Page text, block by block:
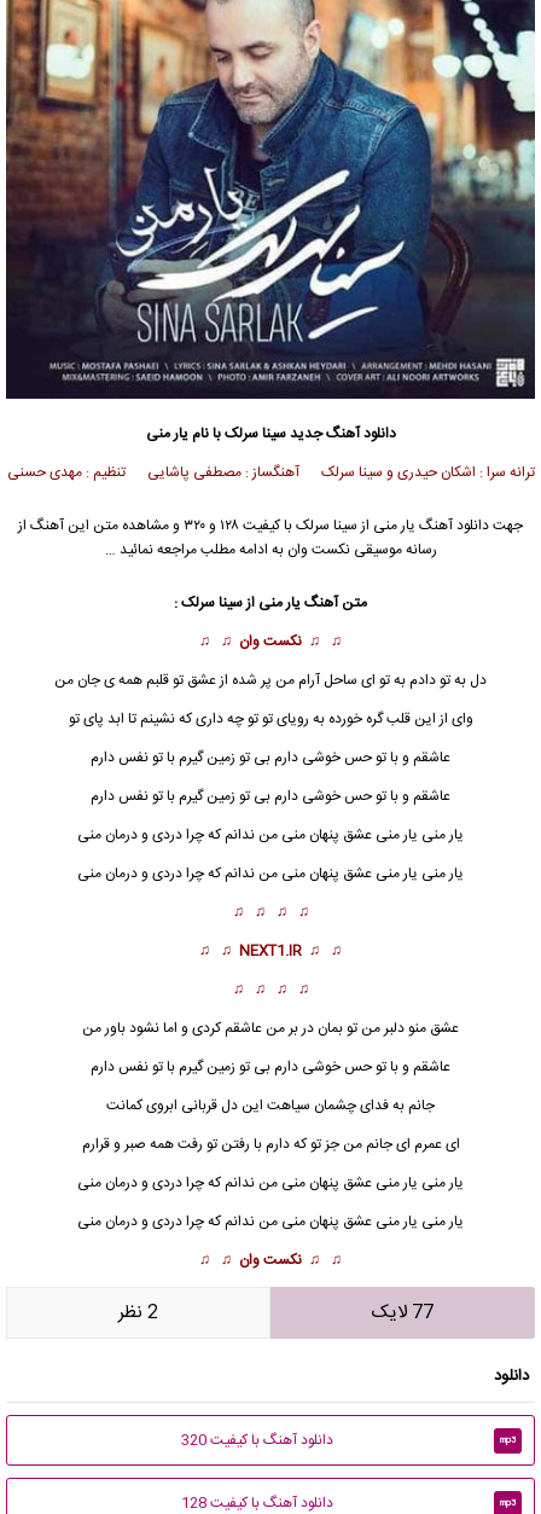
دانلود آهنگ جدیدسینا سرلک با نام یار منی
ترانه سرا : اشکان حیدری و سینا سرلک آهنگساز : مصطفی پاشایی تنظیم : مهدی حسنی
جهت دانلود آهنگ یار منی از سینا سرلک با کیفیت ۱۲۸ و ۳۲۰ و مشاهده متن این آهنگ از
رسانه موسیقی نکست وان به ادامه مطلب مراجعه نمائید …
متن آهنگ یار منی از سینا سرلک :
♫ ♫ نکست وان ♫ ♫
دل به تو دادم به تو ای ساحل آرام من پر شده از عشق تو قلبم همه ی جان من
وای از این قلب گره خورده به رویای تو تو چه داری که نشینم تا ابد پای تو
عاشقم و با تو حس خوشی دارم بی تو زمین گیرم با تو نفس دارم
عاشقم و با تو حس خوشی دارم بی تو زمین گیرم با تو نفس دارم
یار منی یار منی عشق پنهان منی من ندانم که چرا دردی و درمان منی
یار منی یار منی عشق پنهان منی من ندانم که چرا دردی و درمان منی
♫ ♫ ♫ ♫
♫ ♫
NEXT1.IR
♫ ♫
♫ ♫ ♫ ♫
عشق منو دلبر من تو بمان در بر من عاشقم کردی و اما نشود باور من
عاشقم و با تو حس خوشی دارم بی تو زمین گیرم با تو نفس دارم
جانم به فدای چشمان سیاهت این دل قربانی ابروی کمانت
ای عمرم ای جانم من جز تو که دارم با رفتن تو رفت همه صبر و قرارم
یار منی یار منی عشق پنهان منی من ندانم که چرا دردی و درمان منی
یار منی یار منی عشق پنهان منی من ندانم که چرا دردی و درمان منی
♫ ♫ نکست وان ♫ ♫
77 لایک 2 نظر
دانلود
mp3 دانلود آهنگ با کیفیت 320
mp3 دانلود آهنگ با کیفیت 128